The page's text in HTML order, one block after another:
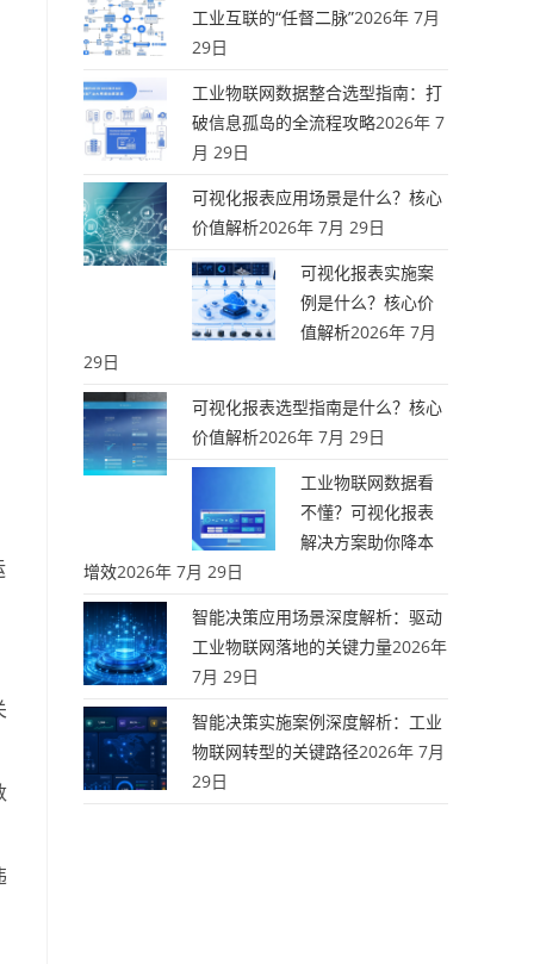
工业互联的“任督二脉”2026年 7月
29日
工业物联网数据整合选型指南：打
破信息孤岛的全流程攻略2026年 7
月 29日
可视化报表应用场景是什么？核心
价值解析2026年 7月 29日
可视化报表实施案
例是什么？核心价
值解析2026年 7月
29日
可视化报表选型指南是什么？核心
价值解析2026年 7月 29日
工业物联网数据看
不懂？可视化报表
解决方案助你降本
增效2026年 7月 29日
智能决策应用场景深度解析：驱动
工业物联网落地的关键力量2026年
7月 29日
智能决策实施案例深度解析：工业
物联网转型的关键路径2026年 7月
29日